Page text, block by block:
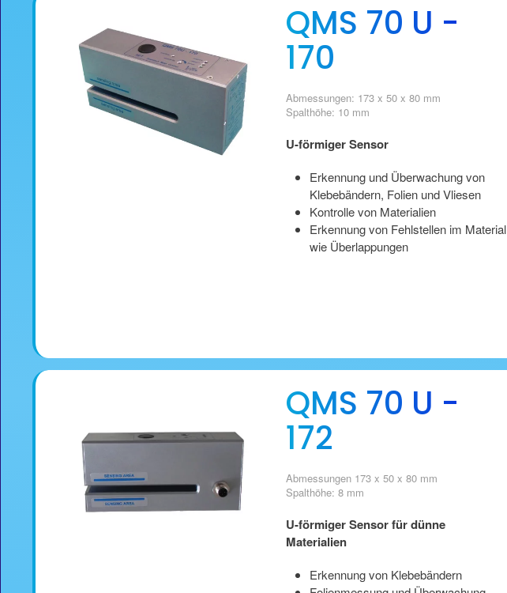
QMS 70 U -
170
Abmessungen: 173 x 50 x 80 mm
Spalthöhe: 10 mm
U-förmiger Sensor
Erkennung und Überwachung von
Klebebändern, Folien und Vliesen
Kontrolle von Materialien
Erkennung von Fehlstellen im Material
wie Überlappungen
QMS 70 U -
172
Abmessungen 173 x 50 x 80 mm
Spalthöhe: 8 mm
U-förmiger Sensor für dünne
Materialien
Erkennung von Klebebändern